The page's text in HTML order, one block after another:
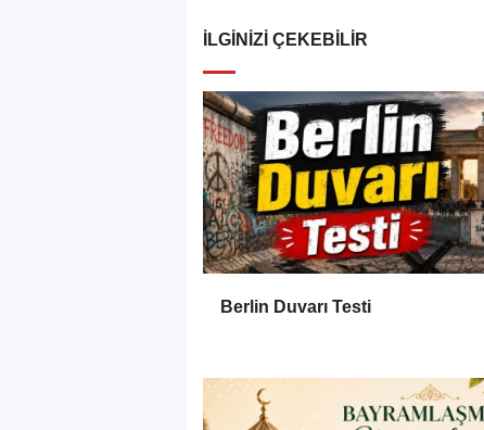
İLGINIZI ÇEKEBILIR
Berlin Duvarı Testi